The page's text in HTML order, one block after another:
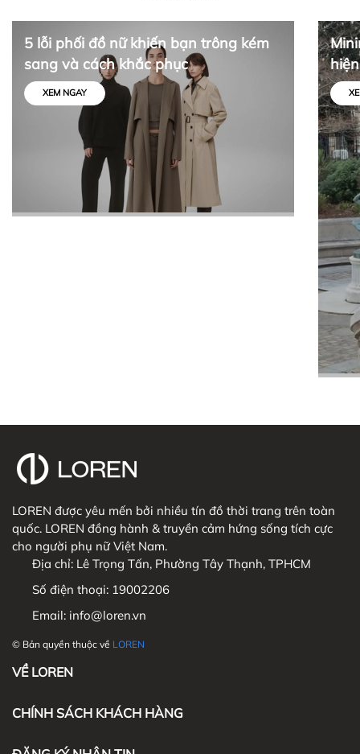
5 lỗi phối đồ nữ khiến bạn trông kém
sang và cách khắc phục
XEM NGAY
tối
LOREN được yêu mến bởi nhiều tín đồ thời trang trên toàn
quốc. LOREN đồng hành & truyền cảm hứng sống tích cực
cho người phụ nữ Việt Nam.
Địa chỉ: Lê Trọng Tấn, Phường Tây Thạnh, TPHCM
Số điện thoại: 19002206
Email: info@loren.vn
© Bản quyền thuộc về LOREN
VỀ LOREN
CHÍNH SÁCH KHÁCH HÀNG